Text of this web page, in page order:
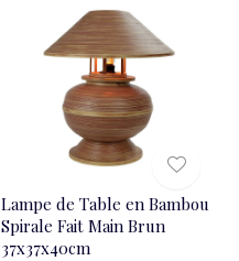
Lampe de Table en Bambou
Spirale Fait Main Brun
37x37x40cm